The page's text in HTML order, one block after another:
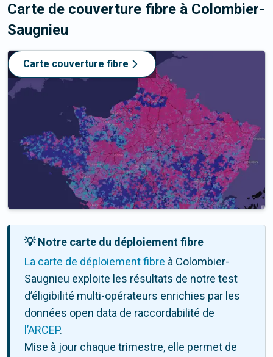
Carte de couverture fibre à Colombier-
Saugnieu
Carte couverture fibre
💡 Notre carte du déploiement fibre
La carte de déploiement fibre à Colombier-
Saugnieu exploite les résultats de notre test
d’éligibilité multi-opérateurs enrichies par les
données open data de raccordabilité de
l’ARCEP.
Mise à jour chaque trimestre, elle permet de